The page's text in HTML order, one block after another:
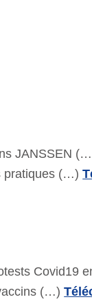
JANSSEN
pratiques (…)
Covid19
(…)